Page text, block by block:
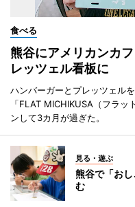
食べる
熊谷にアメリカンカ
レッツェル看板に
ハンバーガーとプレッツェル
「FLAT MICHIKUSA（フラ
ンして3カ月が過ぎた。
見る・遊ぶ
熊谷で「お
む